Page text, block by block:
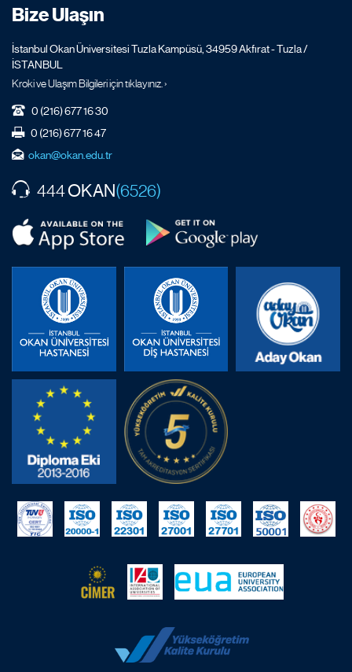
Bize Ulaşın
İstanbul Okan Üniversitesi Tuzla Kampüsü, 34959 Akfırat - Tuzla /
İSTANBUL
Kroki ve Ulaşım Bilgileri için tıklayınız. ›
0 (216) 677 16 30
0 (216) 677 16 47
okan@okan.edu.tr
444OKAN(6526)